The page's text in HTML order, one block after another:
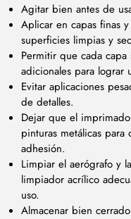
Agitar bien antes de
Aplicar en capas finas
superficies limpias y
Permitir que cada
adicionales para lograr
Evitar aplicaciones
de detalles.
Dejar que el
pinturas metálicas
adhesión.
Limpiar el aerógrafo y
limpiador acrílico
uso.
Almacenar bien